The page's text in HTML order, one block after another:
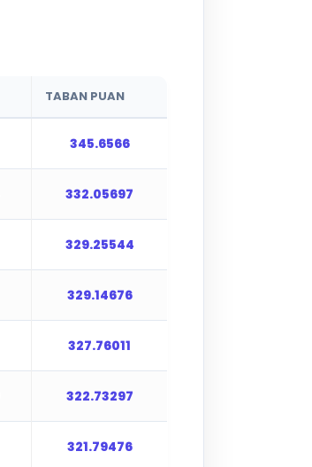
TABAN PUAN
345.6566
332.05697
329.25544
329.14676
327.76011
322.73297
321.79476